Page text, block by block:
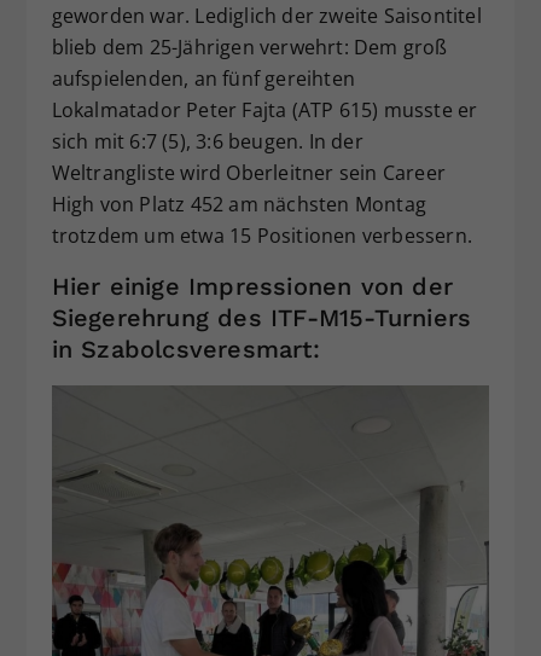
geworden war. Lediglich der zweite Saisontitel
blieb dem 25-Jährigen verwehrt: Dem groß
aufspielenden, an fünf gereihten
Lokalmatador Peter Fajta (ATP 615) musste er
sich mit 6:7 (5), 3:6 beugen. In der
Weltrangliste wird Oberleitner sein Career
High von Platz 452 am nächsten Montag
trotzdem um etwa 15 Positionen verbessern.
Hier einige Impressionen von der
Siegerehrung des ITF-M15-Turniers
in Szabolcsveresmart: